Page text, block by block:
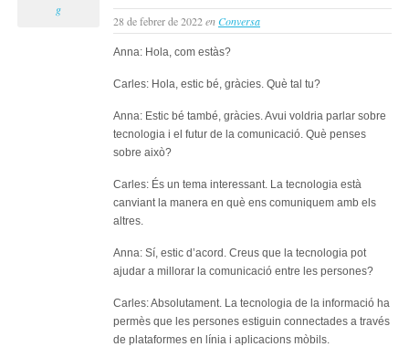
g
28 de febrer de 2022enConversa
Anna: Hola, com estàs?
Carles: Hola, estic bé, gràcies. Què tal tu?
Anna: Estic bé també, gràcies. Avui voldria parlar sobre
tecnologia i el futur de la comunicació. Què penses
sobre això?
Carles: És un tema interessant. La tecnologia està
canviant la manera en què ens comuniquem amb els
altres.
Anna: Sí, estic d’acord. Creus que la tecnologia pot
ajudar a millorar la comunicació entre les persones?
Carles: Absolutament. La tecnologia de la informació ha
permès que les persones estiguin connectades a través
de plataformes en línia i aplicacions mòbils.